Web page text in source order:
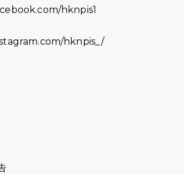
猛龍長跑隊恆常練習 - 6月18日
猛龍長跑隊恆常練習 - 6月11日（19:00
hknpis1
hknpis_/